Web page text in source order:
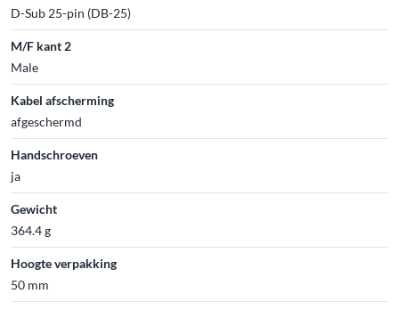
D-Sub 25-pin (DB-25)
M/F kant 2
Male
Kabel afscherming
afgeschermd
Handschroeven
ja
Gewicht
364.4 g
Hoogte verpakking
50 mm